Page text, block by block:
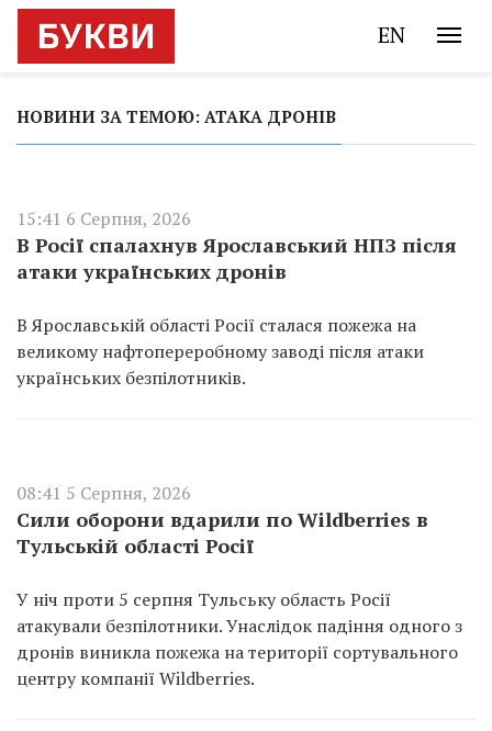
EN
НОВИНИ ЗА ТЕМОЮ: АТАКА ДРОНІВ
15:41 6 Серпня, 2026
В Росії спалахнув Ярославський НПЗ після
атаки українських дронів
В Ярославській області Росії сталася пожежа на
великому нафтопереробному заводі після атаки
українських безпілотників.
08:41 5 Серпня, 2026
Сили оборони вдарили по Wildberries в
Тульській області Росії
У ніч проти 5 серпня Тульську область Росії
атакували безпілотники. Унаслідок падіння одного з
дронів виникла пожежа на території сортувального
центру компанії Wildberries.